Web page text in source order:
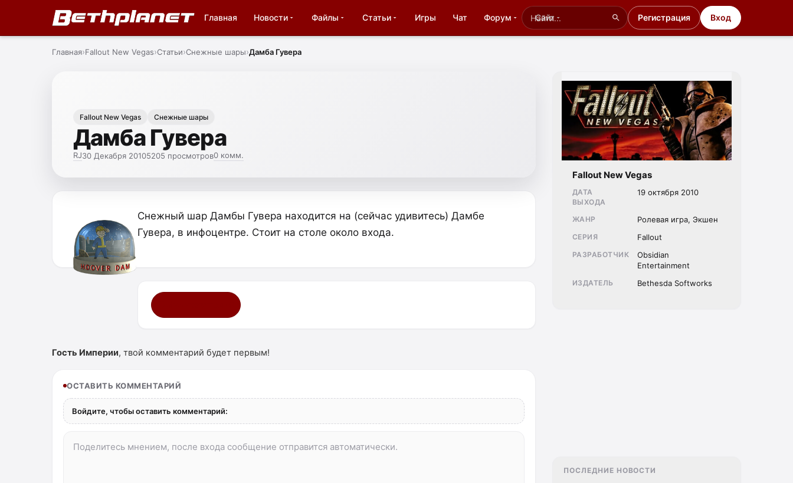
Главная Новости Файлы Статьи Игры Чат Форум Сайт Регистрация Вход
Главная Fallout New Vegas Статьи Снежные шары Дамба Гувера
Fallout New Vegas Снежные шары
Дамба Гувера
RJ30 Декабря 20105205 просмотров0 комм.
Снежный шар Дамбы Гувера находится на (сейчас удивитесь) Дамбе
Гувера, в инфоцентре. Стоит на столе около входа.
Гость Империи, твой комментарий будет первым!
ОСТАВИТЬ КОММЕНТАРИЙ
Войдите, чтобы оставить комментарий:
Fallout New Vegas
ДАТА
ВЫХОДА
19 октября 2010
ЖАНР Ролевая игра, Экшен
СЕРИЯ Fallout
РАЗРАБОТЧИК
Obsidian
Entertainment
ИЗДАТЕЛЬ Bethesda Softworks
ПОСЛЕДНИЕ НОВОСТИ